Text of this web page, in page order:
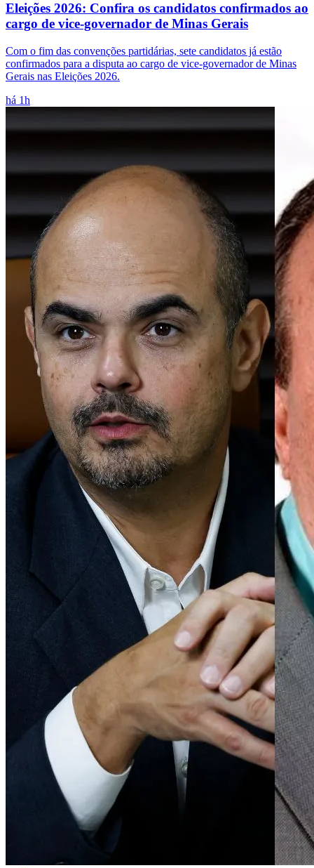
Eleições 2026: Confira os candidatos confirmados ao
cargo de vice-governador de Minas Gerais
Com o fim das convenções partidárias, sete candidatos já estão
confirmados para a disputa ao cargo de vice-governador de Minas
Gerais nas Eleições 2026.
há 1h